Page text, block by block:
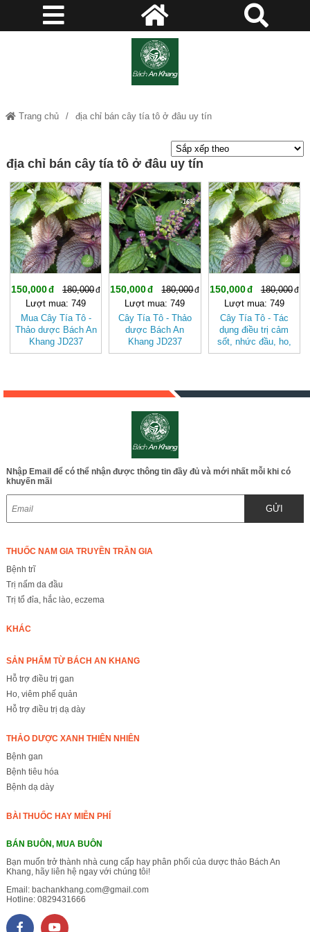
Trang chủ địa chỉ bán cây tía tô ở đâu uy tín
địa chỉ bán cây tía tô ở đâu uy tín
-16%
150,000
180,000
Lượt mua: 749
Mua Cây Tía Tô -
Thảo dược Bách An
Khang JD237
caytiato v2
-16%
150,000
180,000
Lượt mua: 749
Cây Tía Tô - Thảo
dược Bách An
Khang JD237
caytiato
-16%
150,000
180,000
Lượt mua: 749
Cây Tía Tô - Tác
dụng điều trị cảm
sốt, nhức đầu, ho,
điều trị sưng vú,
caytiato
Nhập Email để có thể nhận được thông tin đầy đủ và mới nhất mỗi khi có
khuyến mãi
GỬI
THUỐC NAM GIA TRUYỀN TRẦN GIA
Bệnh trĩ
Trị nấm da đầu
Trị tổ đỉa, hắc lào, eczema
KHÁC
SẢN PHẨM TỪ BÁCH AN KHANG
Hỗ trợ điều trị gan
Ho, viêm phế quản
Hỗ trợ điều trị dạ dày
THẢO DƯỢC XANH THIÊN NHIÊN
Bệnh gan
Bệnh tiêu hóa
Bệnh dạ dày
BÀI THUỐC HAY MIỄN PHÍ
BÁN BUÔN, MUA BUÔN
Bạn muốn trở thành nhà cung cấp hay phân phối của dược thảo Bách An
Khang, hãy liên hệ ngay với chúng tôi!
Email: bachankhang.com@gmail.com
Hotline: 0829431666